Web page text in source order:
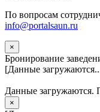
По вопросам
info@portalsaun.ru
×
Бронирование
[Данные
Данные загружаются.
×